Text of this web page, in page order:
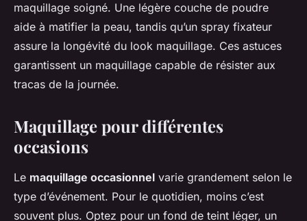
maquillage soigné. Une légère couche de poudre
aide à matifier la peau, tandis qu’un spray fixateur
assure la longévité du look maquillage. Ces astuces
garantissent un maquillage capable de résister aux
tracas de la journée.
Maquillage pour différentes
occasions
Le maquillage occasionnel varie grandement selon le
type d’événement. Pour le quotidien, moins c’est
souvent plus. Optez pour un fond de teint léger, un